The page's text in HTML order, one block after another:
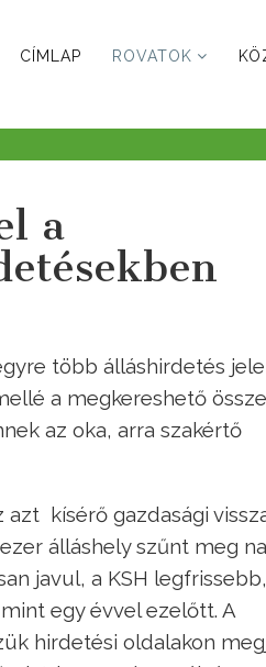
CÍMLAP ROVATOK
a
több álláshirdetés
a megkereshető
az oka, arra szakértő
kísérő gazdasági
álláshely szűnt meg
javul, a KSH
egy évvel ezelőtt. A
hirdetési oldalakon